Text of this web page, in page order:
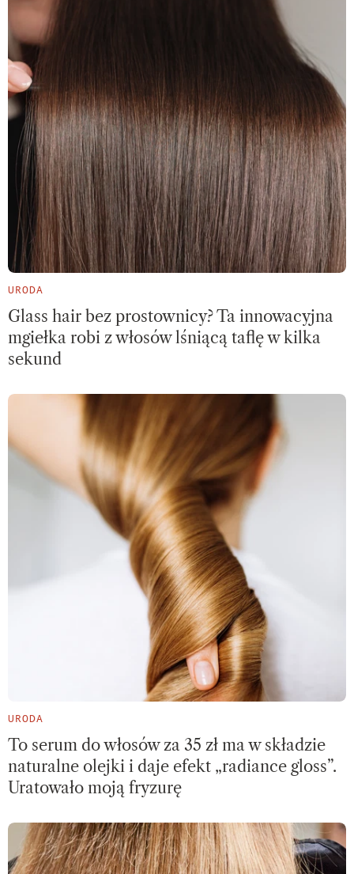
URODA
Glass hair bez prostownicy? Ta innowacyjna
mgiełka robi z włosów lśniącą taflę w kilka
sekund
URODA
To serum do włosów za 35 zł ma w składzie
naturalne olejki i daje efekt „radiance gloss”.
Uratowało moją fryzurę